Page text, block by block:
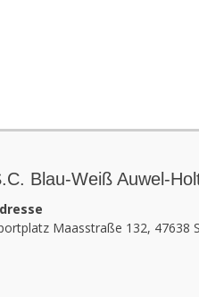
Blau-Weiß Auwel-
Maasstraße 132, 47638